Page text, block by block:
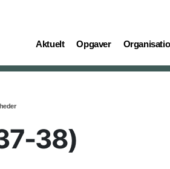
Aktuelt
(current) Opgaver
(current) (current)
38)